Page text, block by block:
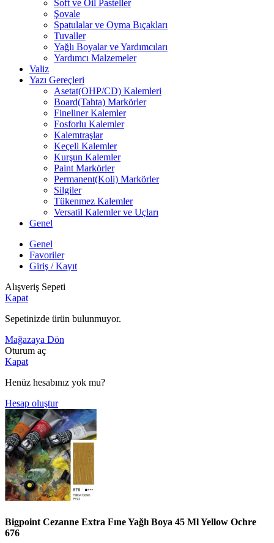
Soft ve Oil Pasteller
Şovale
Spatulalar ve Oyma Bıçakları
Tuvaller
Yağlı Boyalar ve Yardımcıları
Yardımcı Malzemeler
Valiz
Yazı Gereçleri
Asetat(OHP/CD) Kalemleri
Board(Tahta) Markörler
Fineliner Kalemler
Fosforlu Kalemler
Kalemtraşlar
Keçeli Kalemler
Kurşun Kalemler
Paint Markörler
Permanent(Koli) Markörler
Silgiler
Tükenmez Kalemler
Versatil Kalemler ve Uçları
Genel
Genel
Favoriler
Giriş / Kayıt
Alışveriş Sepeti
Kapat
Sepetinizde ürün bulunmuyor.
Mağazaya Dön
Oturum aç
Kapat
Henüz hesabınız yok mu?
Hesap oluştur
Bigpoint Cezanne Extra Fıne Yağlı Boya 45 Ml Yellow Ochre
676